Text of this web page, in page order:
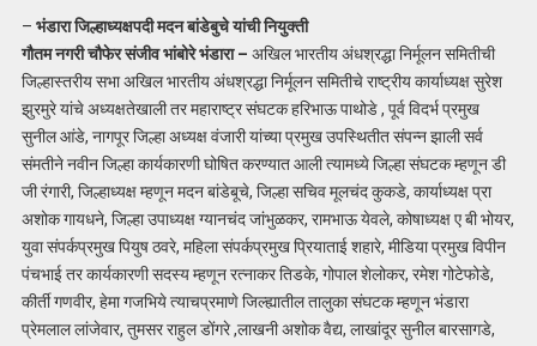
– भंडारा जिल्हाध्यक्षपदी मदन बांडेबुचे यांची नियुक्ती
गौतम नगरी चौफेर संजीव भांबोरे भंडारा – अखिल भारतीय अंधश्रद्धा निर्मूलन समितीची
जिल्हास्तरीय सभा अखिल भारतीय अंधश्रद्धा निर्मूलन समितीचे राष्ट्रीय कार्याध्यक्ष सुरेश
झुरमुरे यांचे अध्यक्षतेखाली तर महाराष्ट्र संघटक हरिभाऊ पाथोडे , पूर्व विदर्भ प्रमुख
सुनील आंडे, नागपूर जिल्हा अध्यक्ष वंजारी यांच्या प्रमुख उपस्थितीत संपन्न झाली सर्व
संमतीने नवीन जिल्हा कार्यकारणी घोषित करण्यात आली त्यामध्ये जिल्हा संघटक म्हणून डी
जी रंगारी, जिल्हाध्यक्ष म्हणून मदन बांडेबूचे, जिल्हा सचिव मूलचंद कुकडे, कार्याध्यक्ष प्रा
अशोक गायधने, जिल्हा उपाध्यक्ष ग्यानचंद जांभुळकर, रामभाऊ येवले, कोषाध्यक्ष ए बी भोयर,
युवा संपर्कप्रमुख पियुष ठवरे, महिला संपर्कप्रमुख प्रियाताई शहारे, मीडिया प्रमुख विपीन
पंचभाई तर कार्यकारणी सदस्य म्हणून रत्नाकर तिडके, गोपाल शेलोकर, रमेश गोटेफोडे,
कीर्ती गणवीर, हेमा गजभिये त्याचप्रमाणे जिल्ह्यातील तालुका संघटक म्हणून भंडारा
प्रेमलाल लांजेवार, तुमसर राहुल डोंगरे ,लाखनी अशोक वैद्य, लाखांदूर सुनील बारसागडे,